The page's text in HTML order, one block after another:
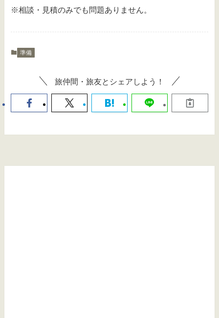
※相談・見積のみでも問題ありません。
準備
旅仲間・旅友とシェアしよう！